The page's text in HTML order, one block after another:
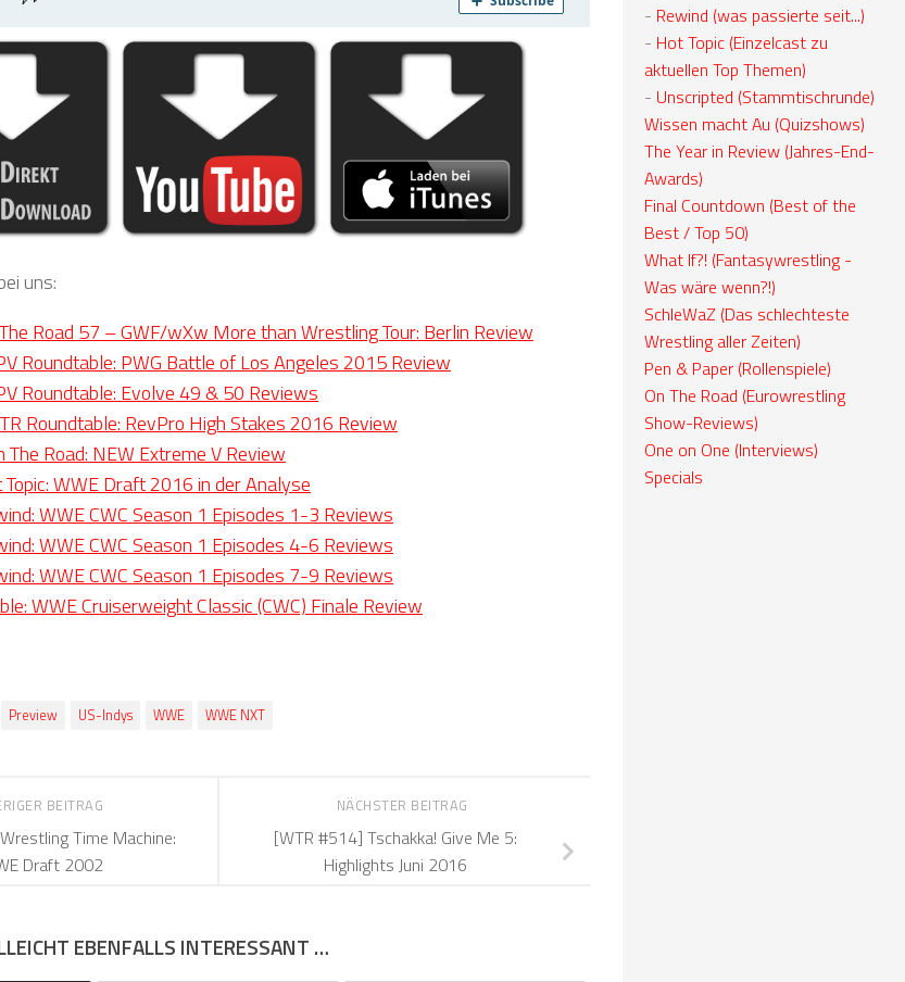
uns:
Road 57 – GWF/wXw More than Wrestling Tour: Berlin Review
Roundtable: PWG Battle of Los Angeles 2015 Review
Roundtable: Evolve 49 & 50 Reviews
Roundtable: RevPro High Stakes 2016 Review
Road: NEW Extreme V Review
WWE Draft 2016 in der Analyse
WWE CWC Season 1 Episodes 1-3 Reviews
WWE CWC Season 1 Episodes 4-6 Reviews
WWE CWC Season 1 Episodes 7-9 Reviews
WWE Cruiserweight Classic (CWC) Finale Review
Preview US-Indys WWE WWE NXT
NÄCHSTER BEITRAG
[WTR #514] Tschakka! Give Me 5:
Highlights Juni 2016
BEITRAG
Time Machine:
Draft 2002
EBENFALLS INTERESSANT …
- Rewind (was passierte seit...)
- Hot Topic (Einzelcast zu
aktuellen Top Themen)
- Unscripted (Stammtischrunde)
Wissen macht Au (Quizshows)
The Year in Review (Jahres-End-
Awards)
Final Countdown (Best of the
Best / Top 50)
What If?! (Fantasywrestling -
Was wäre wenn?!)
SchleWaZ (Das schlechteste
Wrestling aller Zeiten)
Pen & Paper (Rollenspiele)
On The Road (Eurowrestling
Show-Reviews)
One on One (Interviews)
Specials